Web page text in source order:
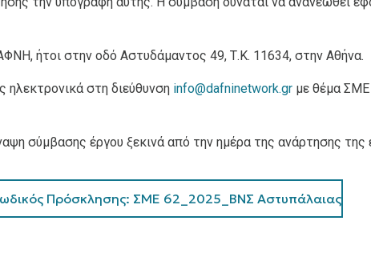
ήτοι στην οδό Αστυδάμαντος 49, Τ.Κ. 11634, στην Αθήνα.
στη διεύθυνση info@dafninetwork.gr με θέμα ΣΜΕ
σύμβασης έργου ξεκινά από την ημέρα της ανάρτησης
Πρόσκλησης: ΣΜΕ 62_2025_ΒΝΣ Αστυπάλαιας